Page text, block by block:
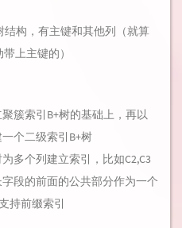
结构，有主键和其他列（就算
上主键的）
簇索引B+树的基础上，再以
个二级索引B+树
多个列建立索引，比如C2,C3
段的前面的公共部分作为一个
持前缀索引